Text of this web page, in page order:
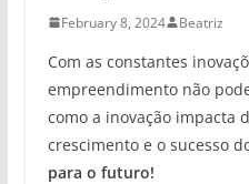
February 8, 2024 Beatriz
Com as constantes
empreendimento não
como a inovação impacta
crescimento e o sucesso
para o futuro!